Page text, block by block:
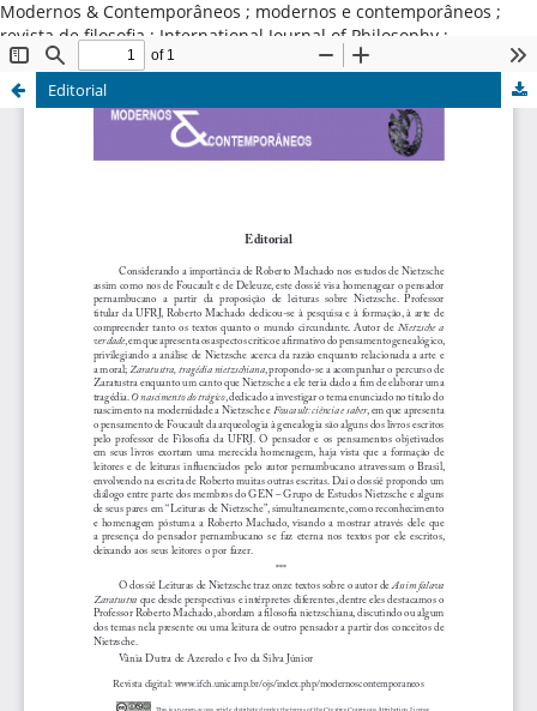
Modernos & Contemporâneos ; modernos e contemporâneos ;
revista de filosofia ; International Journal of Philosophy ;
Universidade Estadual de Campinas ; Brasil
Editorial